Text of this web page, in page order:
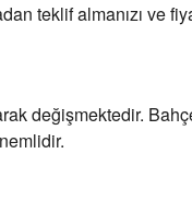
teklif almanızı ve
değişmektedir.